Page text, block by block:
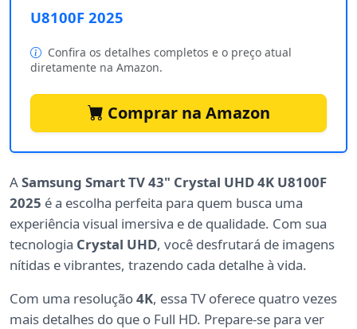
U8100F 2025
Confira os detalhes completos e o preço atual
diretamente na Amazon.
Comprar na Amazon
ASamsung Smart TV 43" Crystal UHD 4K U8100F
2025 é a escolha perfeita para quem busca uma
experiência visual imersiva e de qualidade. Com sua
tecnologia Crystal UHD, você desfrutará de imagens
nítidas e vibrantes, trazendo cada detalhe à vida.
Com uma resolução4K, essa TV oferece quatro vezes
mais detalhes do que o Full HD. Prepare-se para ver